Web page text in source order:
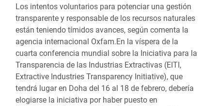
navegación
Los intentos voluntarios para potenciar una gestión
transparente y responsable de los recursos naturales
están teniendo tímidos avances, según comenta la
agencia internacional Oxfam.En la víspera de la
cuarta conferencia mundial sobre la Iniciativa para la
Transparencia de las Industrias Extractivas (EITI,
Extractive Industries Transparency Initiative), que
tendrá lugar en Doha del 16 al 18 de febrero, debería
elogiarse la iniciativa por haber puesto en